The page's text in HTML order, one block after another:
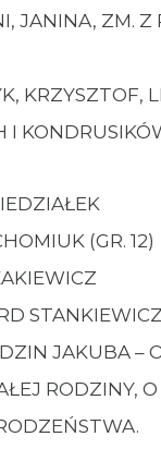
JANINA, ZM. Z
KRZYSZTOF,
I
(GR. 12)
STANKIEWICZ
JAKUBA –
RODZINY,